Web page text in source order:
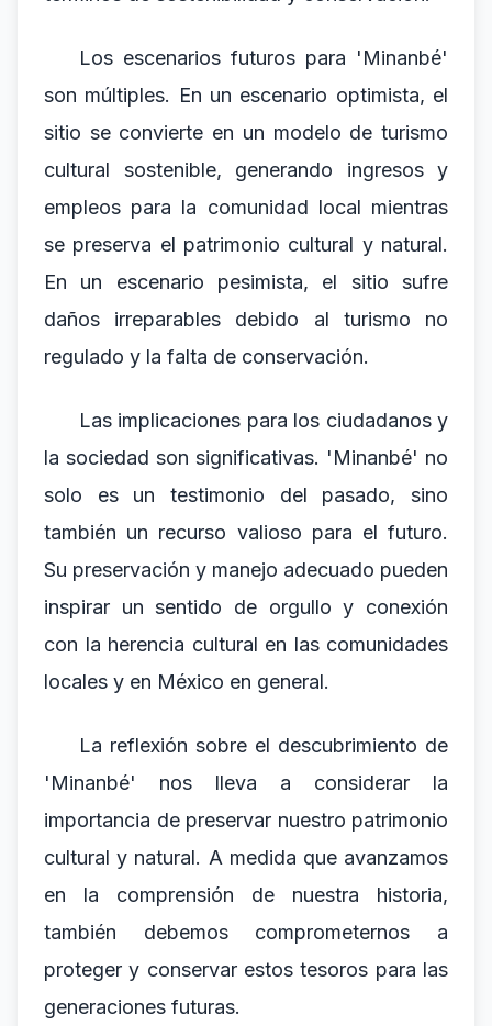
Los escenarios futuros para 'Minanbé'
son múltiples. En un escenario optimista, el
sitio se convierte en un modelo de turismo
cultural sostenible, generando ingresos y
empleos para la comunidad local mientras
se preserva el patrimonio cultural y natural.
En un escenario pesimista, el sitio sufre
daños irreparables debido al turismo no
regulado y la falta de conservación.
Las implicaciones para los ciudadanos y
la sociedad son significativas. 'Minanbé' no
solo es un testimonio del pasado, sino
también un recurso valioso para el futuro.
Su preservación y manejo adecuado pueden
inspirar un sentido de orgullo y conexión
con la herencia cultural en las comunidades
locales y en México en general.
La reflexión sobre el descubrimiento de
'Minanbé' nos lleva a considerar la
importancia de preservar nuestro patrimonio
cultural y natural. A medida que avanzamos
en la comprensión de nuestra historia,
también debemos comprometernos a
proteger y conservar estos tesoros para las
generaciones futuras.